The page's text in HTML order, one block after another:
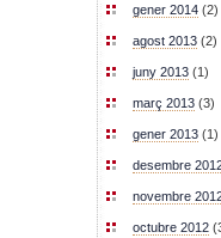
gener 2014 (2)
agost 2013 (2)
juny 2013 (1)
març 2013 (3)
gener 2013 (1)
desembre
novembre
octubre 2012